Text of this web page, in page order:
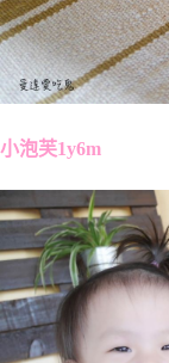
小泡芙1y6m